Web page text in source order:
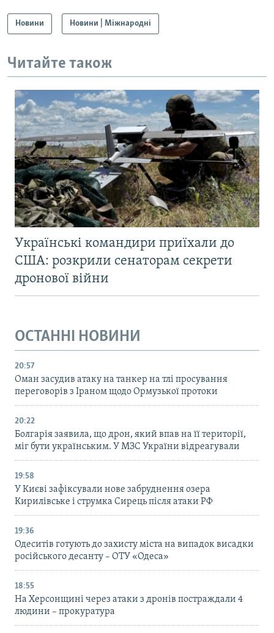
Новини Новини | Міжнародні
Читайте також
Українські командири приїхали до
США: розкрили сенаторам секрети
дронової війни
ОСТАННІ НОВИНИ
20:57
Оман засудив атаку на танкер на тлі просування
переговорів з Іраном щодо Ормузької протоки
20:22
Болгарія заявила, що дрон, який впав на її території,
міг бути українським. У МЗС України відреагували
19:58
У Києві зафіксували нове забруднення озера
Кирилівське і струмка Сирець після атаки РФ
19:36
Одеситів готують до захисту міста на випадок висадки
російського десанту – ОТУ «Одеса»
18:55
На Херсонщині через атаки з дронів постраждали 4
людини – прокуратура